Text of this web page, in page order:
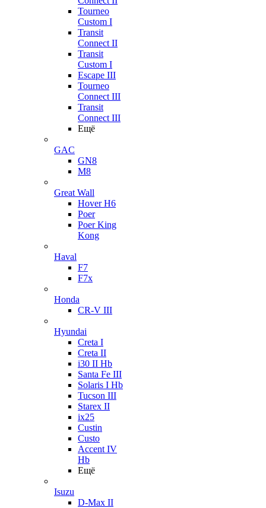
Tourneo
Custom I
Transit
Connect II
Transit
Custom I
Escape III
Tourneo
Connect III
Transit
Connect III
Ещё
GAC
GN8
M8
Great Wall
Hover H6
Poer
Poer King
Kong
Haval
F7
F7x
Honda
CR-V III
Hyundai
Creta I
Creta II
i30 II Hb
Santa Fe III
Solaris I Hb
Tucson III
Starex II
ix25
Custin
Custo
Accent IV
Hb
Ещё
Isuzu
D-Max II